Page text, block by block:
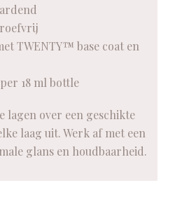
TWENTY™ base coat en
18 ml bottle
lagen over een geschikte
laag uit. Werk af met een
glans en houdbaarheid.